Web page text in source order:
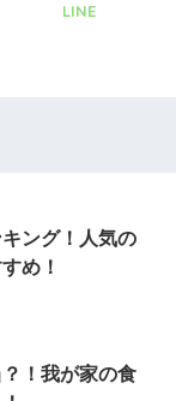
LINE
ング！人気の
め！
！我が家の食